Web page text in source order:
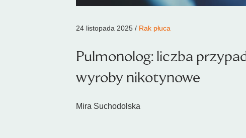
24 listopada 2025 / Rak płuca
Pulmonolog: liczba
wyroby nikotynowe
Mira Suchodolska